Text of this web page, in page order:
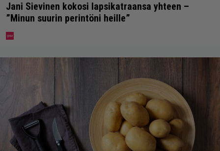
Jani Sievinen kokosi lapsikatraansa yhteen –
”Minun suurin perintöni heille”